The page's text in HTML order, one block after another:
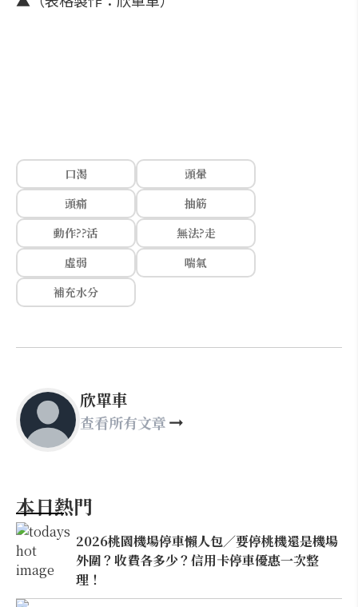
口渴
頭暈
頭痛
抽筋
動作??活
無法?走
虛弱
喘氣
補充水分
欣單車
查看所有文章
本日熱門
2026桃園機場停車懶人包／要停桃機還是機場
外圍？收費各多少？信用卡停車優惠一次整
理！